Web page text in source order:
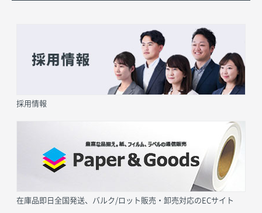
採用情報
在庫品即日全国発送、バルク/ロット販売・卸売対応のECサイト